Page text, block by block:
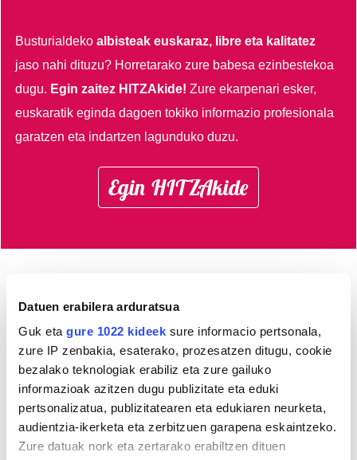
Datuen erabilera arduratsua
Guk eta gure 1022 kideek sure informacio pertsonala,
zure IP zenbakia, esaterako, prozesatzen ditugu, cookie
bezalako teknologiak erabiliz eta zure gailuko
informazioak azitzen dugu publizitate eta eduki
pertsonalizatua, publizitatearen eta edukiaren neurketa,
audientzia-ikerketa eta zerbitzuen garapena eskaintzeko.
Zure datuak nork eta zertarako erabiltzen dituen
Busturialdekoalbisteak euskaraz, libre eta kalitatez
jaso nahi dituzu? Horretarako zure babesa ezinbestekoa
dugu. Egin zaitez HITZAkide!Zure ekarpenari esker,
euskaratik eginda dagoen tokiko informazio profesionala
garatzen eta indartzen lagunduko duzu.
Egin HITZAkide
Abuztua 2026
3 4 5 6 7 8 9
10 11 12 13 14 15 16
17 18 19 20 21 22 23